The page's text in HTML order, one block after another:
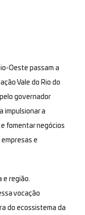
Oeste passam a
Vale do Rio do
governador
impulsionar a
fomentar negócios
e
e região.
vocação
do ecossistema da